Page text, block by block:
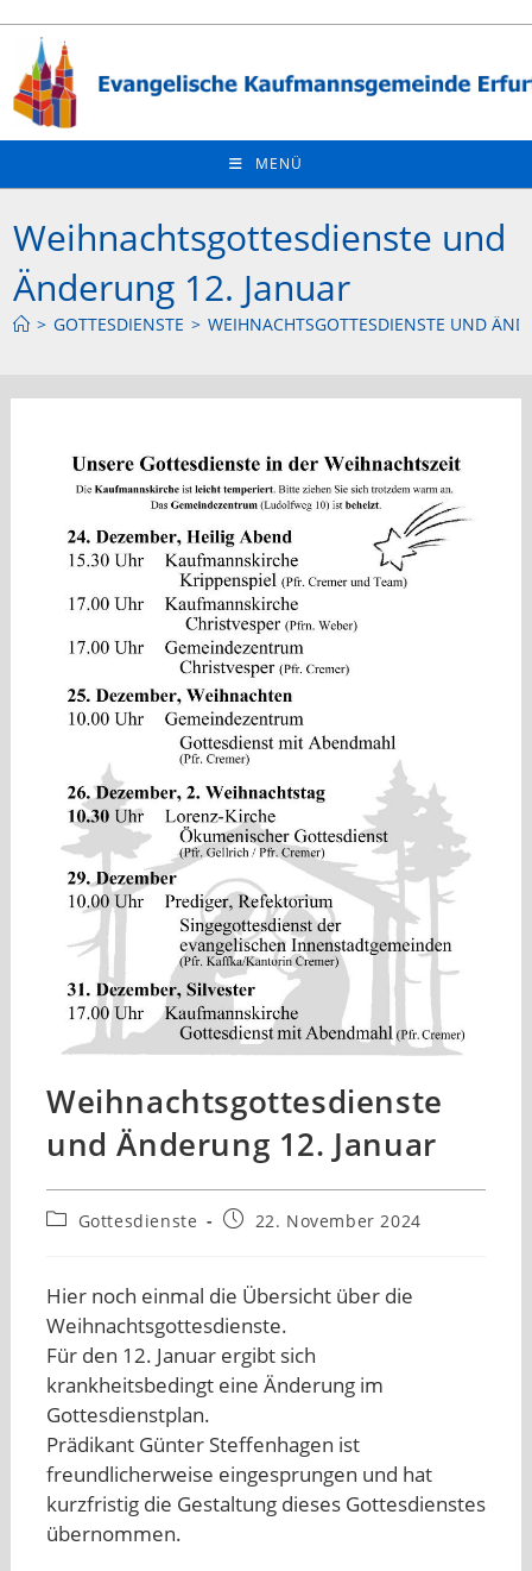
Inhalt
springen
MENÜ
Weihnachtsgottesdienste und
Änderung 12. Januar
> GOTTESDIENSTE > WEIHNACHTSGOTTESDIENSTE UND
Weihnachtsgottesdienste
und Änderung 12. Januar
Beitrags-
Gottesdienste
Beitrag22. November 2024
Hier noch einmal die Übersicht über die
Weihnachtsgottesdienste.
Für den 12. Januar ergibt sich
krankheitsbedingt eine Änderung im
Gottesdienstplan.
Prädikant Günter Steffenhagen ist
freundlicherweise eingesprungen und hat
kurzfristig die Gestaltung dieses Gottesdienstes
übernommen.